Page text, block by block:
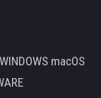
macOS